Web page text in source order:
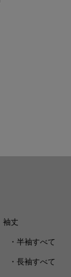
袖丈
・ 半袖すべて
・ 長袖すべて